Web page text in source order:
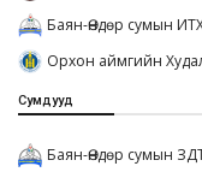
Баян-Өндөр сумын
Орхон аймгийн
Сумдууд
Баян-Өндөр сумын